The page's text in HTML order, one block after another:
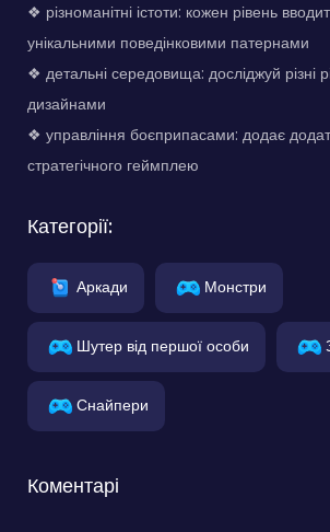
❖ різноманітні істоти: кожен рівень
унікальними поведінковими патернами
❖ детальні середовища: досліджуй різні
дизайнами
❖ управління боєприпасами: додає
стратегічного геймплею
Категорії:
Аркади Монстри
Шутер від першої особи
Снайпери
Коментарі